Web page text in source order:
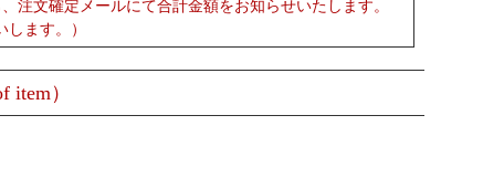
注文確定メールにて合計金額をお知らせいたします。
ます。）
item）